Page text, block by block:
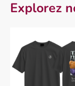
Explorez